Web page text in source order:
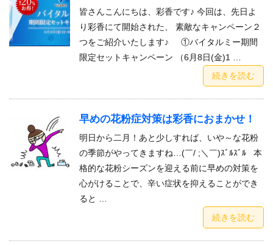
皆さんこんにちは、彩香です♪ 今回は、先日よ
り彩香にて開始された、 素敵なキャンペーン２
つをご紹介いたします♪ ①バイタルミー期間
限定セットキャンペーン （6月8日(金)1 …
続きを読む
早めの花粉症対策は彩香におまかせ！
明日から二月！あと少しすれば、いや～な花粉
の季節がやってきますね…(￣/ ;＼￣)ｽﾞﾙｽﾞﾙ 本
格的な花粉シーズンを迎える前に早めの対策を
心がけることで、辛い症状を抑えることができ
ると …
続きを読む